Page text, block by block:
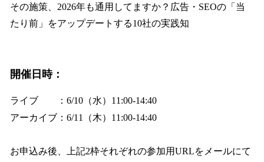
その施策、2026年も通用してますか？広告・SEOの「当
たり前」をアップデートする10社の実践知
開催日時：
ライブ ：6/10（水）11:00-14:40
アーカイブ：6/11（木）11:00-14:40
お申込み後、上記2枠それぞれの参加用URLをメールにて